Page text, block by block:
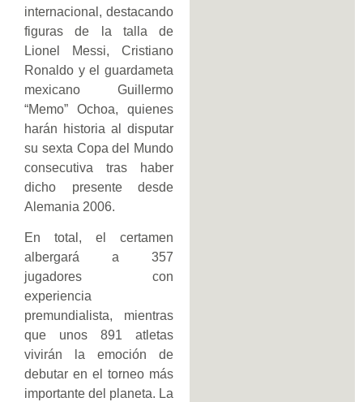
internacional, destacando
figuras de la talla de
Lionel Messi, Cristiano
Ronaldo y el guardameta
mexicano Guillermo
“Memo” Ochoa, quienes
harán historia al disputar
su sexta Copa del Mundo
consecutiva tras haber
dicho presente desde
Alemania 2006.
En total, el certamen
albergará a 357
jugadores con
experiencia
premundialista, mientras
que unos 891 atletas
vivirán la emoción de
debutar en el torneo más
importante del planeta. La